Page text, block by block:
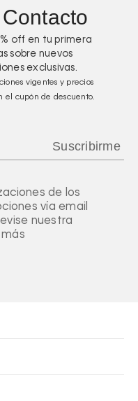
off en tu primera
sobre nuevos
exclusivas.
vigentes y precios
el cupón de descuento.
de los
vía email
nuestra